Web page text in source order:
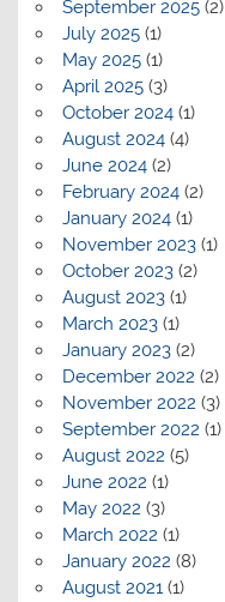
September 2025(2)
July 2025(1)
May 2025(1)
April 2025(3)
October 2024(1)
August 2024(4)
June 2024(2)
February 2024(2)
January 2024(1)
November 2023(1)
October 2023(2)
August 2023(1)
March 2023(1)
January 2023(2)
December 2022 (2)
November 2022 (3)
September 2022 (1)
August 2022 (5)
June 2022 (1)
May 2022 (3)
March 2022 (1)
January 2022 (8)
August 2021(1)